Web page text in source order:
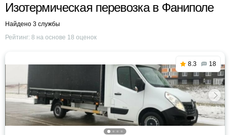
Изотермическая перевозка в Фаниполе
Найдено 3 службы
Рейтинг: 8 на основе 18 оценок
8.3 18